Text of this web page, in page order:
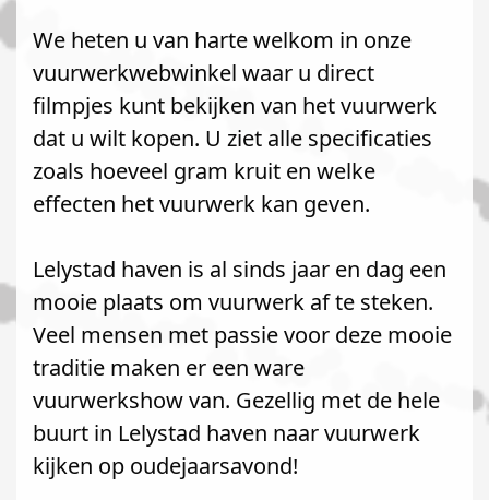
We heten u van harte welkom in onze
vuurwerkwebwinkel waar u direct
filmpjes kunt bekijken van het vuurwerk
dat u wilt kopen. U ziet alle specificaties
zoals hoeveel gram kruit en welke
effecten het vuurwerk kan geven.
Lelystad haven is al sinds jaar en dag een
mooie plaats om vuurwerk af te steken.
Veel mensen met passie voor deze mooie
traditie maken er een ware
vuurwerkshow van. Gezellig met de hele
buurt in Lelystad haven naar vuurwerk
kijken op oudejaarsavond!